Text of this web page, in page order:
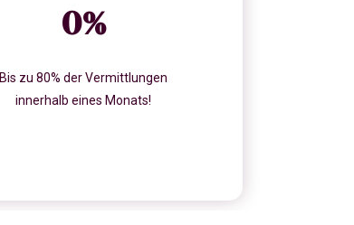
0%
Bis zu 80% der Vermittlungen
innerhalb eines Monats!